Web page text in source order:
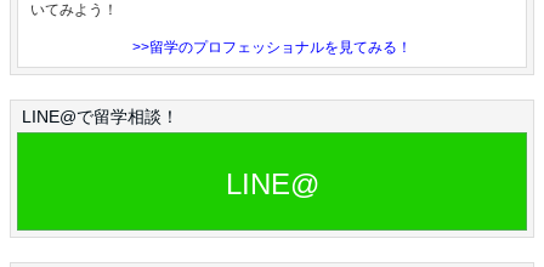
いてみよう！
>>留学のプロフェッショナルを見てみる！
LINE@で留学相談！
LINE@